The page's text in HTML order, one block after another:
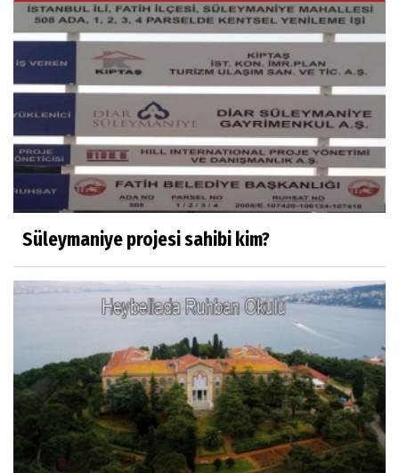
M. Şevket Atalay
Nüfus ve Seçmen sayıları tutarsızlığı
Misafir Yazar
Yapay zekâ platformlarında ebeveyn
kontrolü sağlamak
OLANIN ÖZETİ!.
HÜSEYİN MOVİT
HÜSEYİN MOVİT ABİMİZİN SON
PAYLAŞIMLARI
Prof. Dr. Nevzat Gözaydın
Süleymaniye projesi sahibi kim?